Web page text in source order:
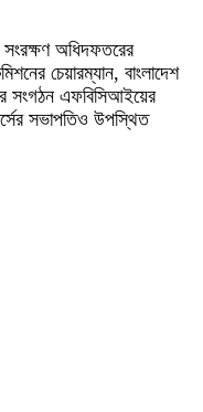
অধিদফতরের
চেয়ারম্যান, বাংলাদেশ
সংগঠন এফবিসিআইয়ের
সভাপতিও উপস্থিত